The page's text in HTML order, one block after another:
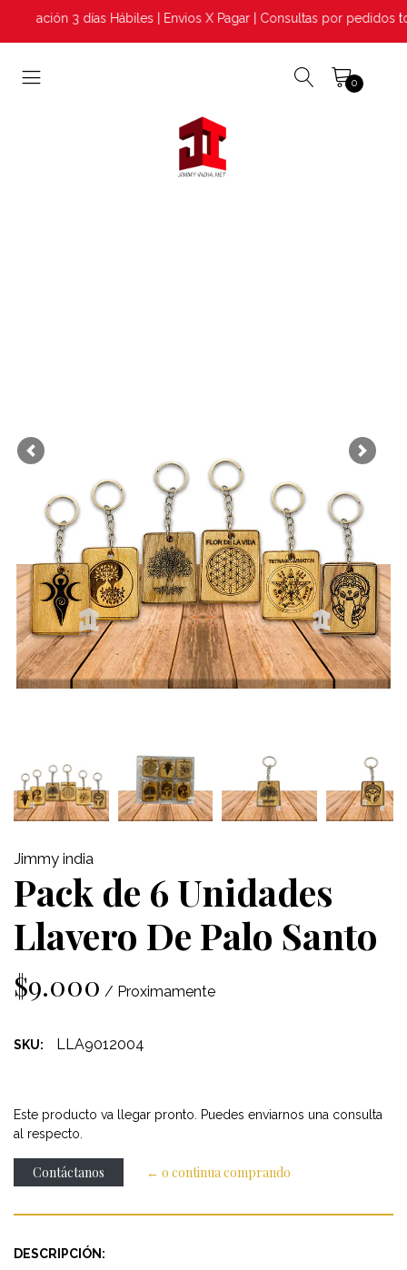
3 días Hábiles | Envios X Pagar | Consultas por pedidos
0
Previous Next
Jimmy india
Pack de 6 Unidades
Llavero De Palo Santo
$9.000 / Proximamente
SKU: LLA9012004
Este producto va llegar pronto. Puedes enviarnos una consulta
al respecto.
Contáctanos ← o continua comprando
DESCRIPCIÓN: